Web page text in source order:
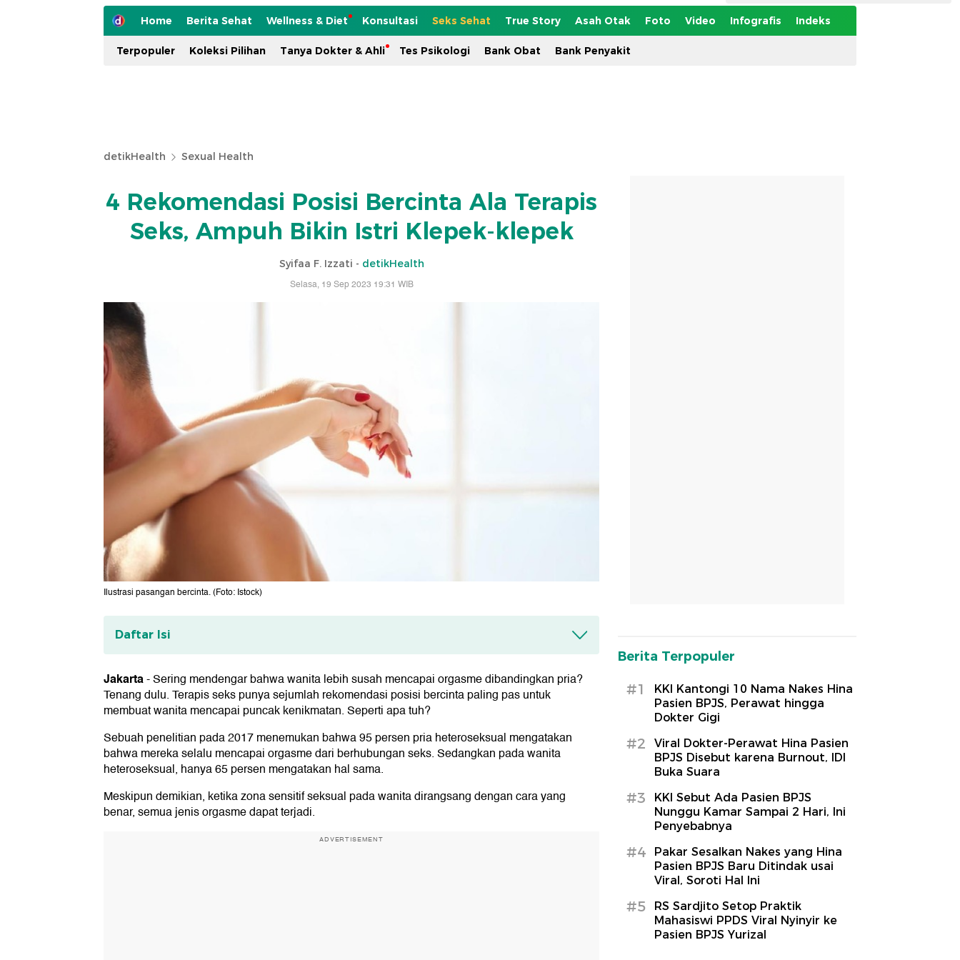
Home Berita Sehat Wellness & Diet Konsultasi Seks Sehat True Story Asah Otak Foto Video Infografis Indeks
Terpopuler Koleksi Pilihan Tanya Dokter & Ahli Tes Psikologi Bank Obat Bank Penyakit
detikHealth Sexual Health
4 Rekomendasi Posisi Bercinta Ala Terapis
Seks, Ampuh Bikin Istri Klepek-klepek
Syifaa F. Izzati - detikHealth
Selasa, 19 Sep 2023 19:31 WIB
Ilustrasi pasangan bercinta. (Foto: Istock)
Daftar Isi
1. Cowgirl
2. CAT (Coital Alignment Technique)
3. Spooning
4. Doggy Style
Jakarta-Sering mendengar bahwa wanita lebih susah mencapai orgasme dibandingkan pria?
Tenang dulu. Terapis seks punya sejumlah rekomendasi posisi bercinta paling pas untuk
membuat wanita mencapai puncak kenikmatan. Seperti apa tuh?
Sebuah penelitian pada 2017 menemukan bahwa 95 persen pria heteroseksual mengatakan
bahwa mereka selalu mencapai orgasme dari berhubungan seks. Sedangkan pada wanita
heteroseksual, hanya 65 persen mengatakan hal sama.
Meskipun demikian, ketika zona sensitif seksual pada wanita dirangsang dengan cara yang
benar, semua jenis orgasme dapat terjadi.
ADVERTISEMENT
Berita Terpopuler
#1
KKI Kantongi 10 Nama Nakes Hina
Pasien BPJS, Perawat hingga
Dokter Gigi
#2
Viral Dokter-Perawat Hina Pasien
BPJS Disebut karena Burnout, IDI
Buka Suara
#3
KKI Sebut Ada Pasien BPJS
Nunggu Kamar Sampai 2 Hari, Ini
Penyebabnya
#4
Pakar Sesalkan Nakes yang Hina
Pasien BPJS Baru Ditindak usai
Viral, Soroti Hal Ini
#5
RS Sardjito Setop Praktik
Mahasiswi PPDS Viral Nyinyir ke
Pasien BPJS Yurizal